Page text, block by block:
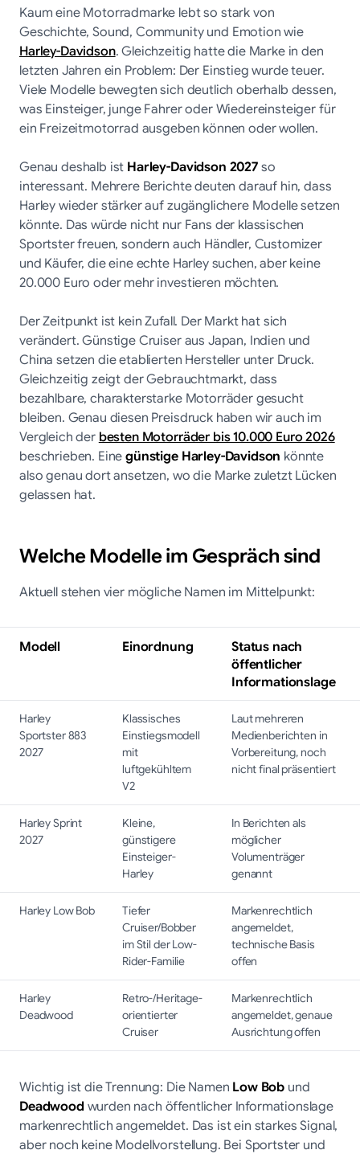
Kaum eine Motorradmarke lebt so stark von
Geschichte, Sound, Community und Emotion wie
Harley-Davidson. Gleichzeitig hatte die Marke in den
letzten Jahren ein Problem: Der Einstieg wurde teuer.
Viele Modelle bewegten sich deutlich oberhalb dessen,
was Einsteiger, junge Fahrer oder Wiedereinsteiger für
ein Freizeitmotorrad ausgeben können oder wollen.
Genau deshalb istHarley-Davidson 2027so
interessant. Mehrere Berichte deuten darauf hin, dass
Harley wieder stärker auf zugänglichere Modelle setzen
könnte. Das würde nicht nur Fans der klassischen
Sportster freuen, sondern auch Händler, Customizer
und Käufer, die eine echte Harley suchen, aber keine
20.000 Euro oder mehr investieren möchten.
Der Zeitpunkt ist kein Zufall. Der Markt hat sich
verändert. Günstige Cruiser aus Japan, Indien und
China setzen die etablierten Hersteller unter Druck.
Gleichzeitig zeigt der Gebrauchtmarkt, dass
bezahlbare, charakterstarke Motorräder gesucht
bleiben. Genau diesen Preisdruck haben wir auch im
Vergleich derbesten Motorräder bis 10.000 Euro 2026
beschrieben. Einegünstige Harley-Davidson könnte
also genau dort ansetzen, wo die Marke zuletzt Lücken
gelassen hat.
Welche Modelle im Gespräch sind
Aktuell stehen vier mögliche Namen im Mittelpunkt:
Modell Einordnung Status nach
öffentlicher
Informationslage
Harley
Sportster 883
2027
Klassisches
Einstiegsmodell
mit
luftgekühltem
V2
Laut mehreren
Medienberichten in
Vorbereitung, noch
nicht final präsentiert
Harley Sprint
2027
Kleine,
günstigere
Einsteiger-
Harley
In Berichten als
möglicher
Volumenträger
genannt
Harley Low Bob
Tiefer
Cruiser/Bobber
im Stil der Low-
Rider-Familie
Markenrechtlich
angemeldet,
technische Basis
offen
Harley
Deadwood
Retro-/Heritage-
orientierter
Cruiser
Markenrechtlich
angemeldet, genaue
Ausrichtung offen
Wichtig ist die Trennung: Die NamenLow Bobund
Deadwoodwurden nach öffentlicher Informationslage
markenrechtlich angemeldet. Das ist ein starkes Signal,
aber noch keine Modellvorstellung. Bei Sportster und